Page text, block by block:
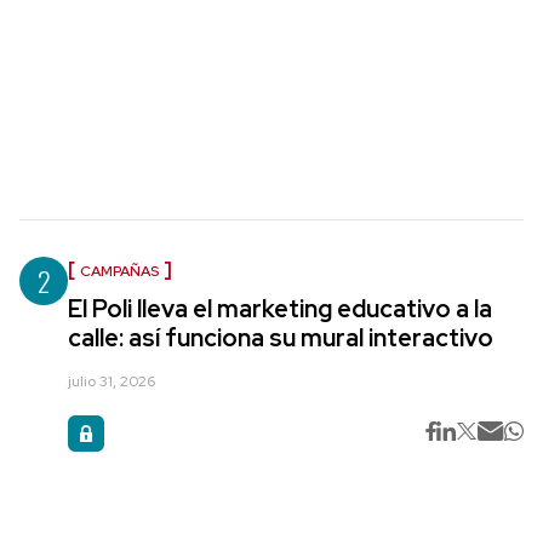
2 CAMPAÑAS
El Poli lleva el marketing educativo a la
calle: así funciona su mural interactivo
julio 31, 2026